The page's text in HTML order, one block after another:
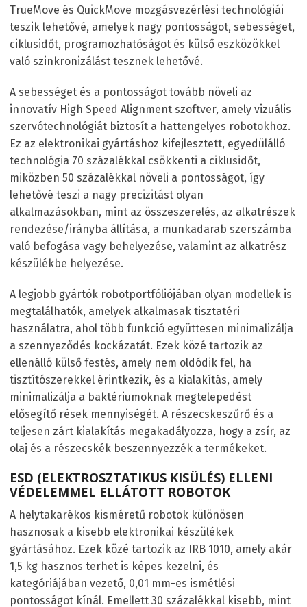
TrueMove és QuickMove mozgásvezérlési technológiái
teszik lehetővé, amelyek nagy pontosságot, sebességet,
ciklusidőt, programozhatóságot és külső eszközökkel
való szinkronizálást tesznek lehetővé.
A sebességet és a pontosságot tovább növeli az
innovatív High Speed Alignment szoftver, amely vizuális
szervótechnológiát biztosít a hattengelyes robotokhoz.
Ez az elektronikai gyártáshoz kifejlesztett, egyedülálló
technológia 70 százalékkal csökkenti a ciklusidőt,
miközben 50 százalékkal növeli a pontosságot, így
lehetővé teszi a nagy precizitást olyan
alkalmazásokban, mint az összeszerelés, az alkatrészek
rendezése/irányba állítása, a munkadarab szerszámba
való befogása vagy behelyezése, valamint az alkatrész
készülékbe helyezése.
A legjobb gyártók robotportfóliójában olyan modellek is
megtalálhatók, amelyek alkalmasak tisztatéri
használatra, ahol több funkció együttesen minimalizálja
a szennyeződés kockázatát. Ezek közé tartozik az
ellenálló külső festés, amely nem oldódik fel, ha
tisztítószerekkel érintkezik, és a kialakítás, amely
minimalizálja a baktériumoknak megtelepedést
elősegítő rések mennyiségét. A részecskeszűrő és a
teljesen zárt kialakítás megakadályozza, hogy a zsír, az
olaj és a részecskék beszennyezzék a termékeket.
ESD (ELEKTROSZTATIKUS KISÜLÉS) ELLENI
VÉDELEMMEL ELLÁTOTT ROBOTOK
A helytakarékos kisméretű robotok különösen
hasznosak a kisebb elektronikai készülékek
gyártásához. Ezek közé tartozik az IRB 1010, amely akár
1,5 kg hasznos terhet is képes kezelni, és
kategóriájában vezető, 0,01 mm-es ismétlési
pontosságot kínál. Emellett 30 százalékkal kisebb, mint